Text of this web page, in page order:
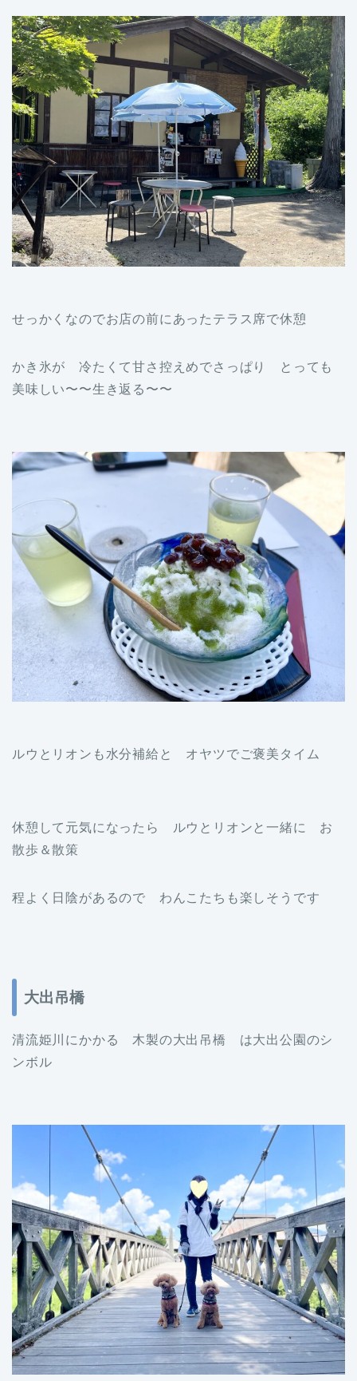
せっかくなのでお店の前にあったテラス席で休憩
かき氷が 冷たくて甘さ控えめでさっぱり とっても
美味しい〜〜生き返る〜〜
ルウとリオンも水分補給と オヤツでご褒美タイム
休憩して元気になったら ルウとリオンと一緒に お
散歩＆散策
程よく日陰があるので わんこたちも楽しそうです
大出吊橋
清流姫川にかかる 木製の大出吊橋 は大出公園のシ
ンボル